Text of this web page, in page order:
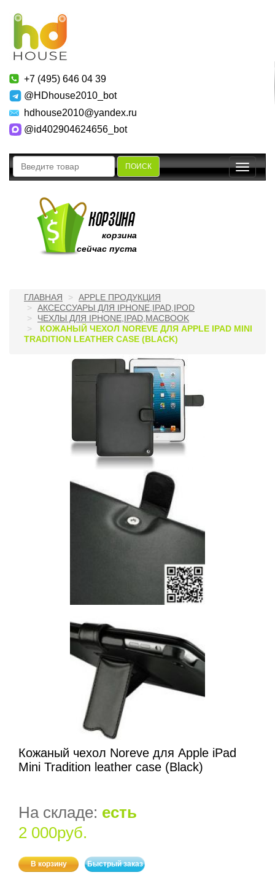
+7 (495) 646 04 39
@HDhouse2010_bot
hdhouse2010@yandex.ru
@id402904624656_bot
ПОИСК
Toggle
корзина
сейчас пуста
ГЛАВНАЯ
APPLE ПРОДУКЦИЯ
АКСЕССУАРЫ ДЛЯ IPHONE,IPAD,IPOD
ЧЕХЛЫ ДЛЯ IPHONE,IPAD,MACBOOK
КОЖАНЫЙ ЧЕХОЛ NOREVE ДЛЯ APPLE IPAD MINI
TRADITION LEATHER CASE (BLACK)
Кожаный чехол Noreve для Apple iPad
Mini Tradition leather case (Black)
На складе: есть
2 000руб.
В корзину Быстрый заказ